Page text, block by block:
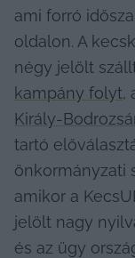
ami forró
oldalon. A
négy jelölt
kampány folyt
Király-
tartó
önkormányzati
amikor a
jelölt nagy
és az ügy